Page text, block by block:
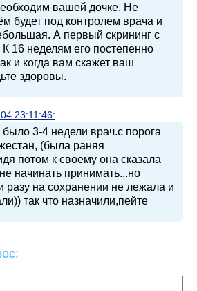
вашей дочке. Не
будет под контролем врача и
А первый скрининг с
16 неделям его постепенно
и когда вам скажет ваш
здоровы.
23:11:46:
3-4 недели врач.с порога
(была раняя
потом к своему она сказала
начинать принимать...но
разу на сохранении не лежала и
так что назначили,пейте